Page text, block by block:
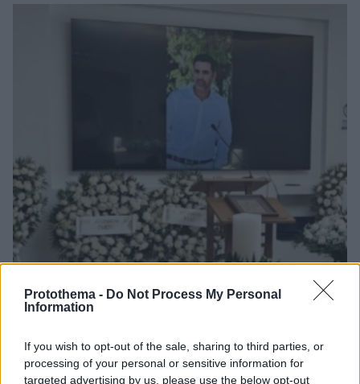
Protothema - Do Not Process My Personal
Information
If you wish to opt-out of the sale, sharing to third parties, or
processing of your personal or sensitive information for
targeted advertising by us, please use the below opt-out
Αριστοτέλης Δαμίγος: Σε κλίμα οδύνης έγινε η
06.08.2026, 20:03